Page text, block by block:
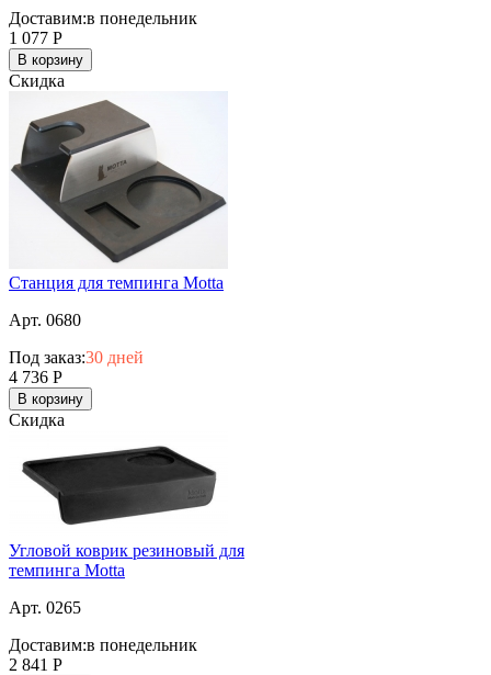
Доставим:в понедельник
1 077 Р
В корзину
Скидка
Станция для темпинга Motta
Арт. 0680
Под заказ:30 дней
4 736 Р
В корзину
Скидка
Угловой коврик резиновый для
темпинга Motta
Арт. 0265
Доставим:в понедельник
2 841 Р